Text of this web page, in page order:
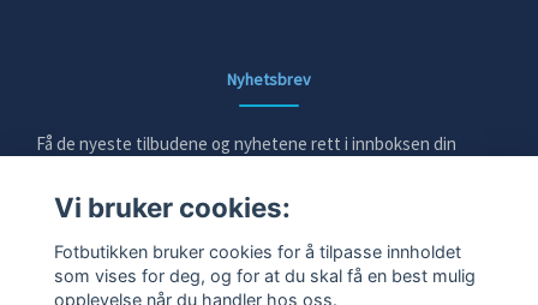
Nyhetsbrev
Få de nyeste tilbudene og nyhetene rett i innboksen din
E-post
Vi bruker cookies:
Fotbutikken bruker cookies for å tilpasse innholdet
som vises for deg, og for at du skal få en best mulig
opplevelse når du handler hos oss.